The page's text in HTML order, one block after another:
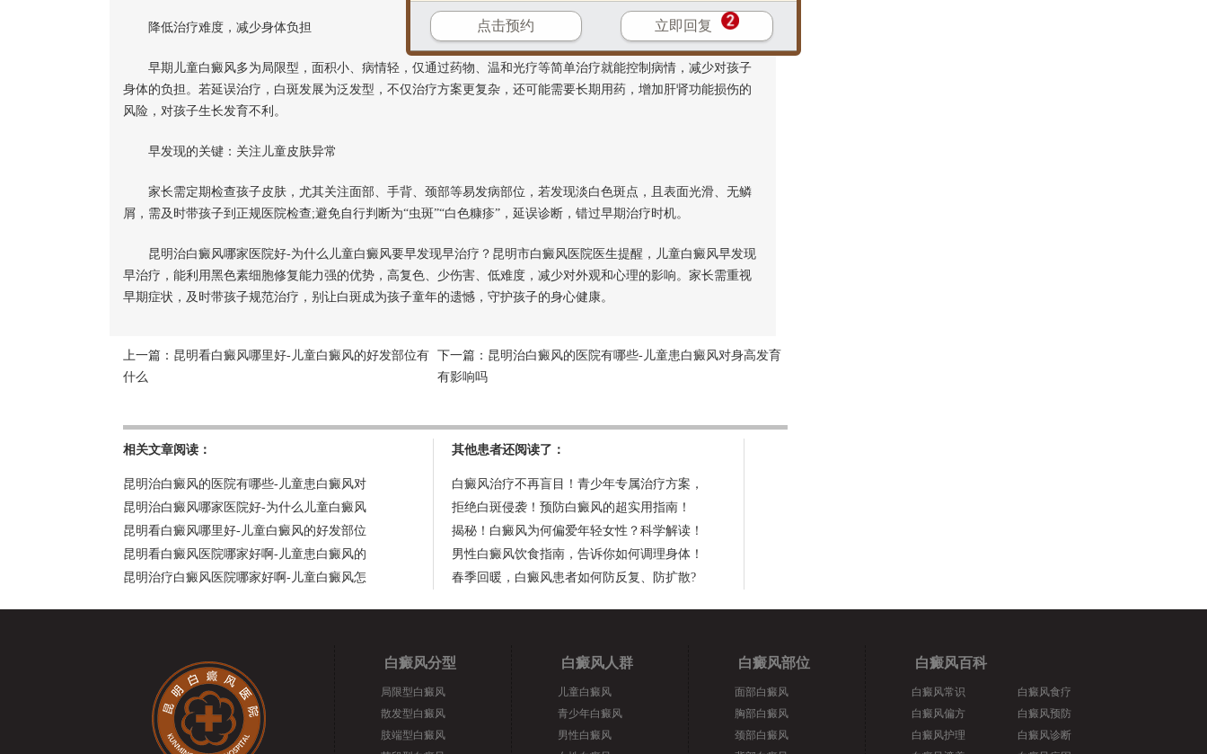
降低治疗难度，减少身体负担
早期儿童白癜风多为局限型，面积小、病情轻，仅通过药物、温和光疗等简单治疗就能控制病情，减少对孩子
身体的负担。若延误治疗，白斑发展为泛发型，不仅治疗方案更复杂，还可能需要长期用药，增加肝肾功能损伤的
风险，对孩子生长发育不利。
早发现的关键：关注儿童皮肤异常
家长需定期检查孩子皮肤，尤其关注面部、手背、颈部等易发病部位，若发现淡白色斑点，且表面光滑、无鳞
屑，需及时带孩子到正规医院检查;避免自行判断为“虫斑”“白色糠疹”，延误诊断，错过早期治疗时机。
昆明治白癜风哪家医院好-为什么儿童白癜风要早发现早治疗？昆明市白癜风医院医生提醒，儿童白癜风早发现
早治疗，能利用黑色素细胞修复能力强的优势，高复色、少伤害、低难度，减少对外观和心理的影响。家长需重视
早期症状，及时带孩子规范治疗，别让白斑成为孩子童年的遗憾，守护孩子的身心健康。
上一篇： 昆明看白癜风哪里好-儿童白癜风的好发部位有
什么
下一篇： 昆明治白癜风的医院有哪些-儿童患白癜风对身高发育
有影响吗
相关文章阅读：
昆明治白癜风的医院有哪些-儿童患白癜风对
昆明治白癜风哪家医院好-为什么儿童白癜风
昆明看白癜风哪里好-儿童白癜风的好发部位
昆明看白癜风医院哪家好啊-儿童患白癜风的
昆明治疗白癜风医院哪家好啊-儿童白癜风怎
其他患者还阅读了：
白癜风治疗不再盲目！青少年专属治疗方案，
拒绝白斑侵袭！预防白癜风的超实用指南！
揭秘！白癜风为何偏爱年轻女性？科学解读！
男性白癜风饮食指南，告诉你如何调理身体！
春季回暖，白癜风患者如何防反复、防扩散?
白癜风分型
局限型白癜风
散发型白癜风
肢端型白癜风
白癜风人群
儿童白癜风
青少年白癜风
男性白癜风
白癜风部位
面部白癜风
胸部白癜风
颈部白癜风
白癜风百科
白癜风常识
白癜风偏方
白癜风护理
白癜风食疗
白癜风预防
白癜风诊断
点击预约 立即回复